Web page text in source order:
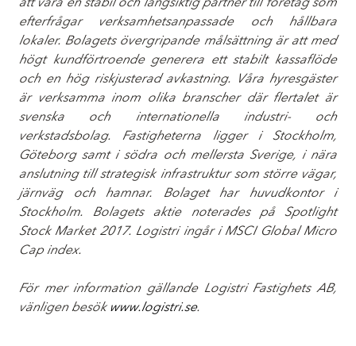
efterfrågar verksamhetsanpassade och hållbara
lokaler. Bolagets övergripande målsättning är att med
högt kundförtroende generera ett stabilt kassaflöde
och en hög riskjusterad avkastning. Våra hyresgäster
är verksamma inom olika branscher där flertalet är
svenska och internationella industri- och
verkstadsbolag. Fastigheterna ligger i Stockholm,
Göteborg samt i södra och mellersta Sverige, i nära
anslutning till strategisk infrastruktur som större vägar,
järnväg och hamnar. Bolaget har huvudkontor i
Stockholm. Bolagets aktie noterades på Spotlight
Stock Market 2017. Logistri ingår i MSCI Global Micro
Cap index.
För mer information gällande Logistri Fastighets AB,
vänligen besök www.logistri.se.